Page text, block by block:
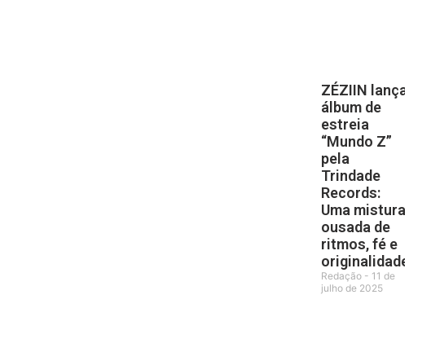
ZÉZIIN lança
álbum de
estreia
“Mundo Z”
pela
Trindade
Records:
Uma mistura
ousada de
ritmos, fé e
originalidade
Redação
11 de
julho de 2025